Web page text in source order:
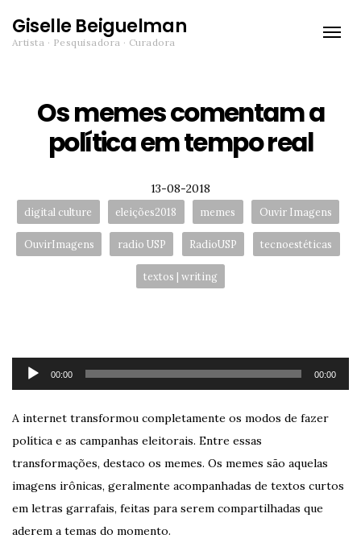
Giselle Beiguelman
Artista · Pesquisadora · Curadora
Toggle
Os memes comentam a
política em tempo real
Posted
13-08-2018
Tags:
digital culture eleições2018 memes Ouvir Imagens
OuvirImagens radio USP RadioUSP tecnoestéticas
textos | writing
Tocador
00:00 00:00
A internet transformou completamente os modos de fazer
política e as campanhas eleitorais. Entre essas
transformações, destaco os memes. Os memes são aquelas
imagens irônicas, geralmente acompanhadas de textos curtos
em letras garrafais, feitas para serem compartilhadas que
aderem a temas do momento.